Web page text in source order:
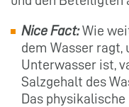
Nice Fact:Wie
dem Wasser ragt,
Unterwasser ist,
Salzgehalt des
Das